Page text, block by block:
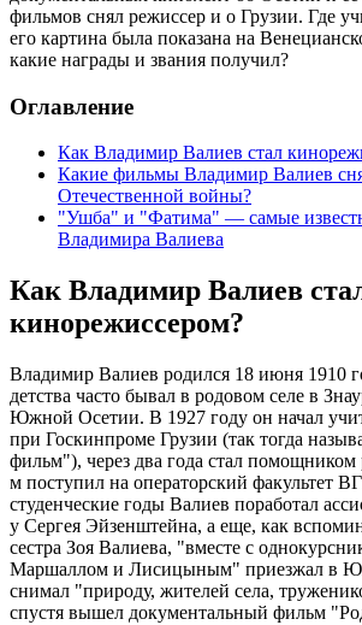
фильмов снял режиссер и о Грузии. Где
его картина была показана на
какие награды и звания получил?
Оглавление
Как Владимир Валиев стал
Какие фильмы Владимир Валиев
Отечественной войны?
"Ушба" и "Фатима" — самые
Владимира Валиева
Как Владимир Валиев
кинорежиссером?
Владимир Валиев родился 18 июня 1910
детства часто бывал в родовом селе в
Южной Осетии. В 1927 году он начал
при Госкинпроме Грузии (так тогда
фильм"), через два года стал помощником
м поступил на операторский факультет
студенческие годы Валиев поработал
у Сергея Эйзенштейна, а еще, как
сестра Зоя Валиева, "вместе с
Маршаллом и Лисицыным" приезжал в
снимал "природу, жителей села,
спустя вышел документальный фильм